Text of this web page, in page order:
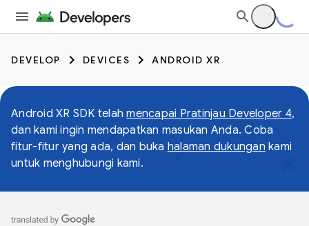
DEVELOP DEVICES ANDROID XR
Android XR SDK telahmencapai Pratinjau Developer 4,
dan kami ingin mendapatkan masukan Anda. Coba
fitur-fitur yang ada, dan buka halaman dukungan kami
untuk menghubungi kami.